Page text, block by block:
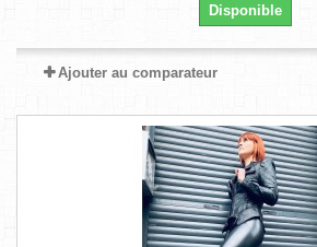
Disponible
Ajouter au comparateur